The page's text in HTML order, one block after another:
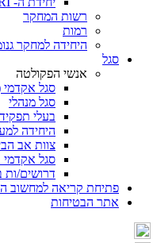
רשות המחקר
רמות
היחידה למחקר
סגל
אנשי הפקולטה
סגל אקדמי
סגל מנהלי
בעלי
היחידה
צוות אב
סגל אקדמי
דרושים/ות
פתיחת קריאה למחשוב
אתר הבטיחות